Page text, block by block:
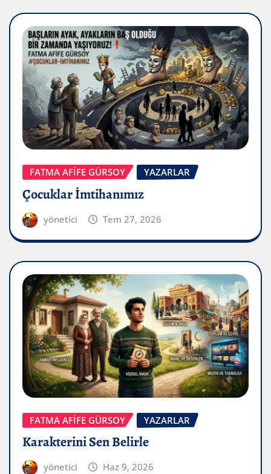
FATMA AFİFE GÜRSOY YAZARLAR
Çocuklar İmtihanımız
yönetici Tem 27, 2026
FATMA AFİFE GÜRSOY YAZARLAR
Karakterini Sen Belirle
yönetici Haz 9, 2026